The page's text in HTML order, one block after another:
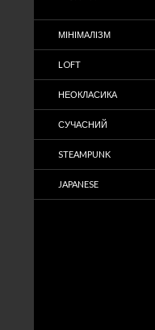
МІНІМАЛІЗМ
LOFT
НЕОКЛАСИКА
СУЧАСНИЙ
STEAMPUNK
JAPANESE